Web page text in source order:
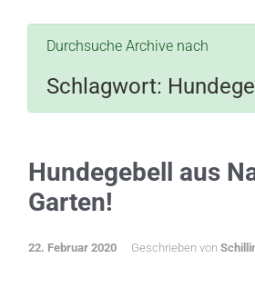
Durchsuche Archive nach
Schlagwort:
Hundegebell aus
Garten!
22. Februar 2020 Geschrieben von